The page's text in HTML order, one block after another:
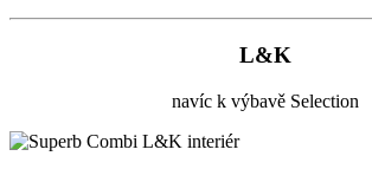
L&K
navíc k výbavě Selection